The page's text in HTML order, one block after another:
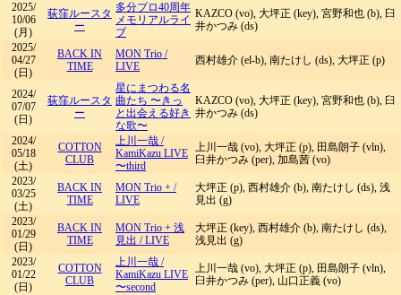
2025/
10/06
(月)
荻窪ルースタ
ー
多分プロ40周年
メモリアルライ
ブ
KAZCO (vo), 大坪正 (key), 宮野和也 (b), 臼
井かつみ (ds)
2025/
04/27
(日)
BACK IN
TIME
MON Trio /
LIVE
西村雄介 (el-b), 南たけし (ds), 大坪正 (p)
2024/
07/07
(日)
荻窪ルースタ
ー
星にまつわる名
曲たち 〜きっ
と出会える好き
な歌〜
KAZCO (vo), 大坪正 (key), 宮野和也 (b), 臼
井かつみ (ds)
2024/
05/18
(土)
COTTON
CLUB
上川一哉 /
KamiKazu LIVE
〜third
上川一哉 (vo), 大坪正 (p), 田島朗子 (vln),
臼井かつみ (per), 加島茜 (vo)
2023/
03/25
(土)
BACK IN
TIME
MON Trio + /
LIVE
大坪正 (p), 西村雄介 (b), 南たけし (ds), 浅
見出 (g)
2023/
01/29
(日)
BACK IN
TIME
MON Trio + 浅
見出 /LIVE
大坪正 (key), 西村雄介 (b), 南たけし (ds),
浅見出 (g)
2023/
01/22
(日)
COTTON
CLUB
上川一哉 /
KamiKazu LIVE
〜second
上川一哉 (vo), 大坪正 (p), 田島朗子 (vln),
臼井かつみ (per), 山口正義 (vo)